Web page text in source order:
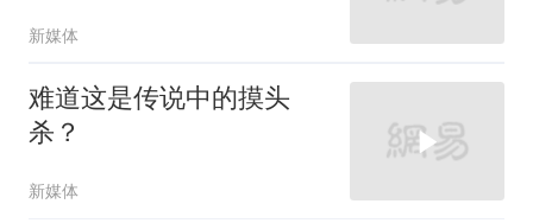
新媒体
难道这是传说中的摸头
杀？
新媒体